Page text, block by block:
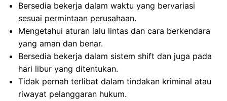
Bersedia bekerja dalam waktu yang bervariasi
sesuai permintaan perusahaan.
Mengetahui aturan lalu lintas dan cara berkendara
yang aman dan benar.
Bersedia bekerja dalam sistem shift dan juga pada
hari libur yang ditentukan.
Tidak pernah terlibat dalam tindakan kriminal atau
riwayat pelanggaran hukum.